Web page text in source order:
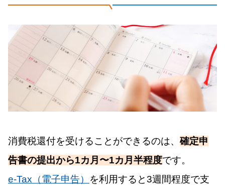
消費税還付を受けることができるのは、確定申
告書の提出から1カ月〜1カ月半程度です。
e-Tax（電子申告） を利用すると3週間程度で支